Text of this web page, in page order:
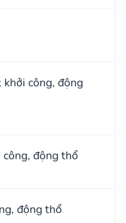
khởi công, động
động thổ
động thổ